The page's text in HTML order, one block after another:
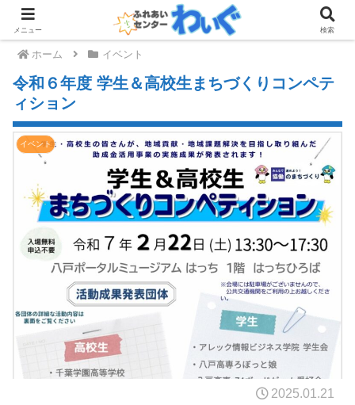
ホーム イベント
令和６年度 学生＆高校生まちづくりコンペテ
ィション
イベント
2025.01.21
メニュー 検索